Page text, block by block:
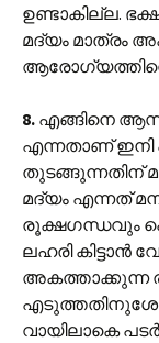
ഉണ്ടാകില്ല.
മദ്യം മാത്രം
8. എങ്ങിനെ
എന്നതാണ് ഇനി
തുടങ്ങുന്നതിന്
മദ്യം എന്നത്
രൂക്ഷഗന്ധവും
ലഹരി കിട്ടാൻ
അകത്താക്കുന്ന
വായിലാകെ